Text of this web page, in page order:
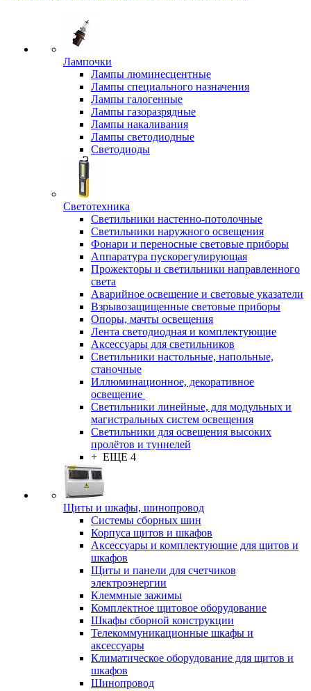
Лампочки
Лампы люминесцентные
Лампы специального назначения
Лампы галогенные
Лампы газоразрядные
Лампы накаливания
Лампы светодиодные
Светодиоды
Светотехника
Светильники настенно-потолочные
Светильники наружного освещения
Фонари и переносные световые приборы
Аппаратура пускорегулирующая
Прожекторы и светильники направленного
света
Аварийное освещение и световые указатели
Взрывозащищенные световые приборы
Опоры, мачты освещения
Лента светодиодная и комплектующие
Аксессуары для светильников
Светильники настольные, напольные,
станочные
Иллюминационное, декоративное
освещение
Светильники линейные, для модульных и
магистральных систем освещения
Светильники для освещения высоких
пролётов и туннелей
+ ЕЩЕ 4
Щиты и шкафы, шинопровод
Системы сборных шин
Корпуса щитов и шкафов
Аксессуары и комплектующие для щитов и
шкафов
Щиты и панели для счетчиков
электроэнергии
Клеммные зажимы
Комплектное щитовое оборудование
Шкафы сборной конструкции
Телекоммуникационные шкафы и
аксессуары
Климатическое оборудование для щитов и
шкафов
Шинопровод